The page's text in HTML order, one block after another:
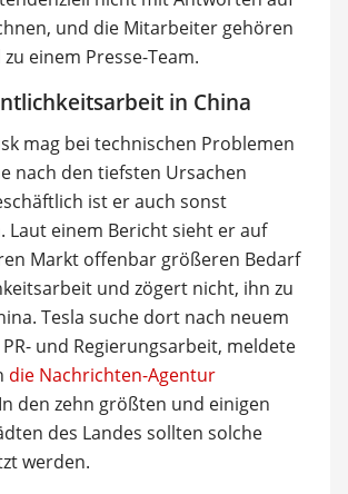
und die Mitarbeiter gehören
einem Presse-Team.
in China
mag bei technischen Problemen
nach den tiefsten Ursachen
ist er auch sonst
Laut einem Bericht sieht er auf
Markt offenbar größeren Bedarf
und zögert nicht, ihn zu
Tesla suche dort nach neuem
und Regierungsarbeit, meldete
die Nachrichten-Agentur
den zehn größten und einigen
des Landes sollten solche
werden.